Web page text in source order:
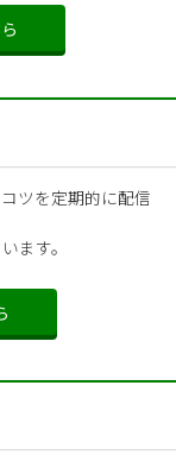
ツを定期的に配信
ます。